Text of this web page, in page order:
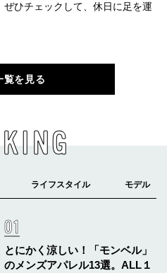
ひチェックして、休日に足を運
覧を見る
とにかく涼しい！「モンベル」
のメンズアパレル13選。ALL１